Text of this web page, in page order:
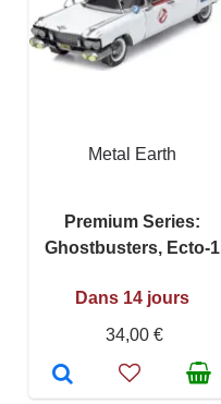
Metal Earth
Premium Series:
Ghostbusters, Ecto-1
Dans 14 jours
34,00 €